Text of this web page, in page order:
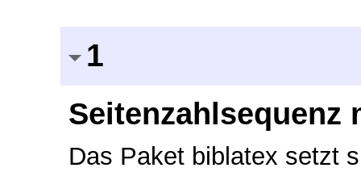
1
Seitenzahlsequenz
Das Paket biblatex setzt